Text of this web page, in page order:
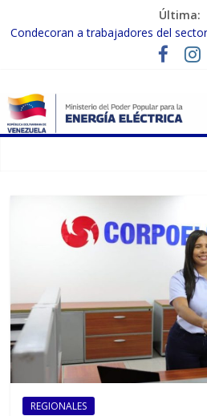
Última:
Condecoran a trabajadores del
labor tras el doble sismo del 24-J
Evalúan avances para el
Inspeccionan trabajos de
en Carabobo
Gobierno Nacional activa plan
REGIONALES